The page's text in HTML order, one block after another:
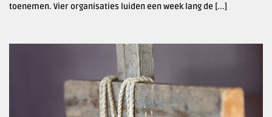
toenemen. Vier organisaties luiden een week lang de [...]